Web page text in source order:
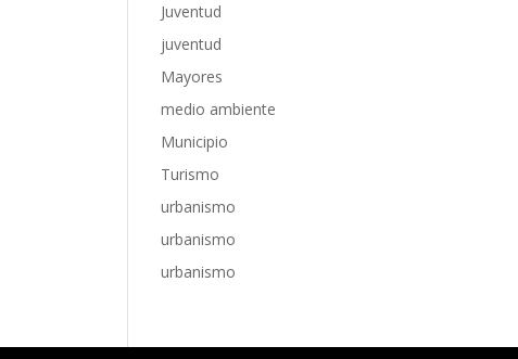
Juventud
juventud
Mayores
medio ambiente
Municipio
Turismo
urbanismo
urbanismo
urbanismo